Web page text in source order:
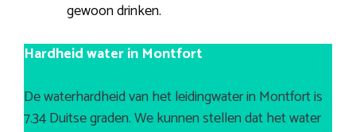
gewoon drinken.
Hardheid water in Montfort
De waterhardheid van het leidingwater in Montfort is
7.34 Duitse graden. We kunnen stellen dat het water